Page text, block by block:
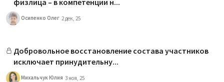
Осипенко Олег 2 дек, 25
Добровольное восстановление состава участников
исключает принудительну...
Михальчук Юлия 3 ноя, 25